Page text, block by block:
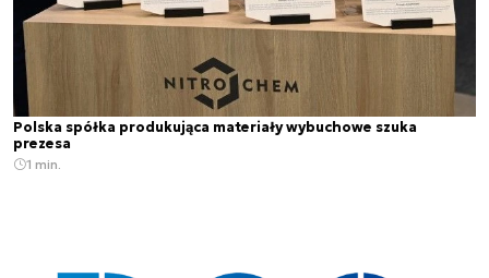
Polska spółka produkująca materiały wybuchowe szuka
prezesa
1 min.